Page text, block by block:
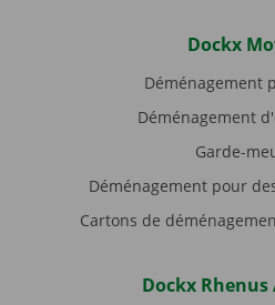
Dockx
Déménagement
Déménagement
Garde-
Déménagement pour
Cartons de
Dockx